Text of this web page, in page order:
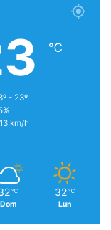
℃
- 23º
km/h
℃
Dom
32 ℃
Lun